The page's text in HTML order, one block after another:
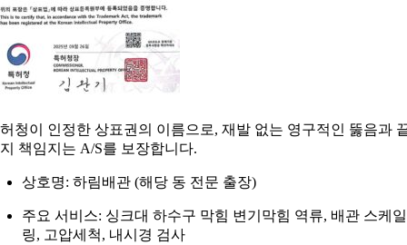
청이 인정한 상표권의 이름으로, 재발 없는 영구적인 뚫음과
책임지는 A/S를 보장합니다.
상호명: 하림배관 (해당 동 전문 출장)
주요 서비스: 싱크대 하수구 막힘 변기막힘 역류, 배관 스케일
링, 고압세척, 내시경 검사